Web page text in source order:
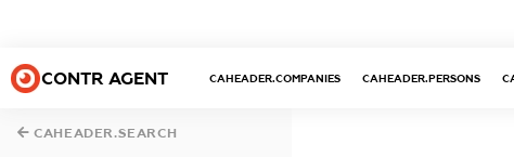
CONTR AGENT CAHEADER.COMPANIES CAHEADER.PERSONS
CAHEADER.SEARCH